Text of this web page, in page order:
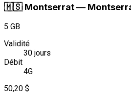
🇲🇸 Montserrat—
5 GB
Validité
30 jours
Débit
4G
50,20 $